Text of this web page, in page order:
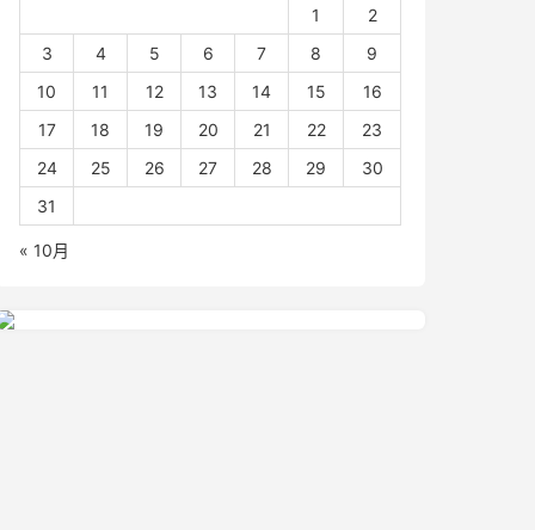
1
2
3
4 5 6 7 8
9
10
11 12 13 14 15
16
17
18 19 20 21 22
23
24
25 26 27 28 29
30
31
« 10月